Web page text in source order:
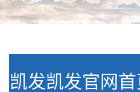
凯发凯发官网首